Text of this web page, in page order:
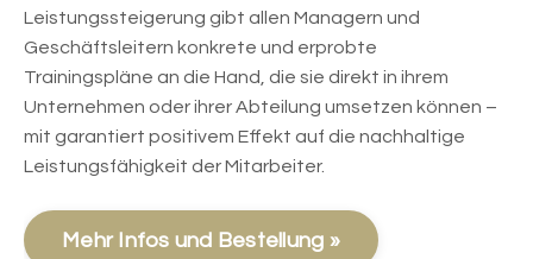
Leistungssteigerung gibt allen Managern und
Geschäftsleitern konkrete und erprobte
Trainingspläne an die Hand, die sie direkt in ihrem
Unternehmen oder ihrer Abteilung umsetzen können –
mit garantiert positivem Effekt auf die nachhaltige
Leistungsfähigkeit der Mitarbeiter.
Mehr Infos und Bestellung »